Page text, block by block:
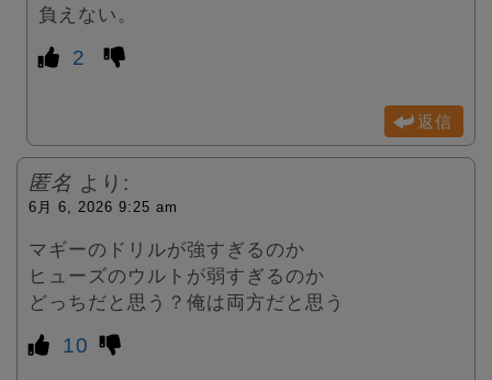
負えない。
2
返信
匿名 より:
6月 6, 2026 9:25 am
マギーのドリルが強すぎるのか
ヒューズのウルトが弱すぎるのか
どっちだと思う？俺は両方だと思う
10